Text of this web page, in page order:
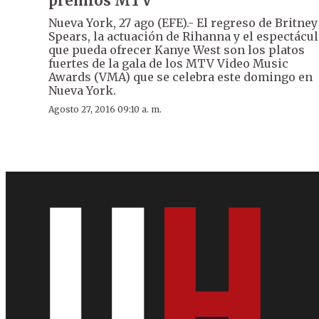
Nueva York, 27 ago (EFE).- El regreso de Britney
Spears, la actuación de Rihanna y el
que pueda ofrecer Kanye West son los platos
fuertes de la gala de los MTV Video Music
Awards (VMA) que se celebra este domingo en
Nueva York.
Agosto 27, 2016 09:10 a. m.